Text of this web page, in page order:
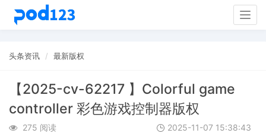
头条资讯 最新版权
【2025-cv-62217 】Colorful game
controller 彩色游戏控制器版权
275 阅读 2025-11-07 15:38:43